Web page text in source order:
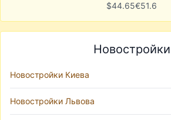
$44.65€51.6
Новостройки
Новостройки Киева
Новостройки Львова